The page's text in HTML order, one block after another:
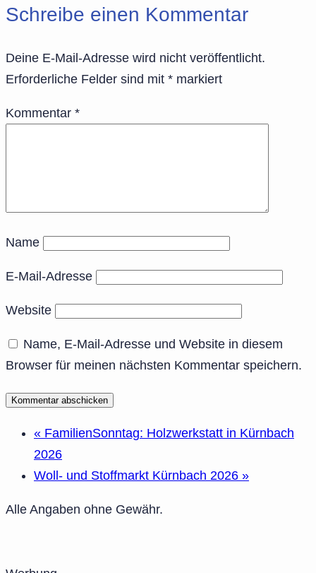
Schreibe einen Kommentar
Deine E-Mail-Adresse wird nicht veröffentlicht.
Erforderliche Felder sind mit * markiert
Kommentar *
Name
E-Mail-Adresse
Website
Name, E-Mail-Adresse und Website in diesem
Browser für meinen nächsten Kommentar speichern.
« FamilienSonntag: Holzwerkstatt in Kürnbach
2026
Woll- und Stoffmarkt Kürnbach 2026 »
Alle Angaben ohne Gewähr.